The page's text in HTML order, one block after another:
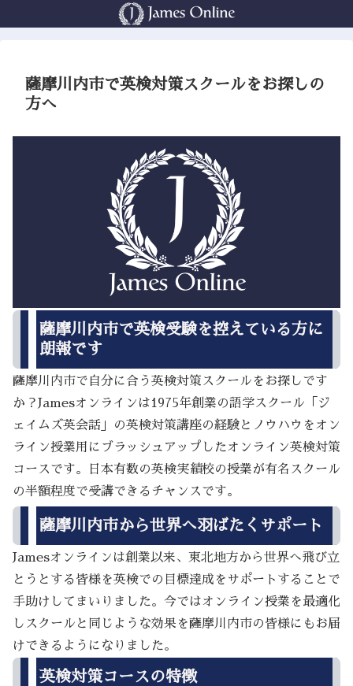
薩摩川内市で英検対策スクールをお探しの
方へ
薩摩川内市で英検受験を控えている方に
朗報です
薩摩川内市で自分に合う英検対策スクールをお探しです
か？Jamesオンラインは1975年創業の語学スクール「ジ
ェイムズ英会話」の英検対策講座の経験とノウハウをオン
ライン授業用にブラッシュアップしたオンライン英検対策
コースです。日本有数の英検実績校の授業が有名スクール
の半額程度で受講できるチャンスです。
薩摩川内市から世界へ羽ばたくサポート
Jamesオンラインは創業以来、東北地方から世界へ飛び立
とうとする皆様を英検での目標達成をサポートすることで
手助けしてまいりました。今ではオンライン授業を最適化
しスクールと同じような効果を薩摩川内市の皆様にもお届
けできるようになりました。
英検対策コースの特徴